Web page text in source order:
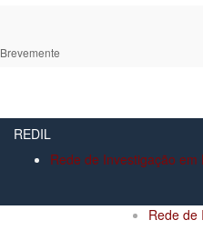
Brevemente
REDIL
Rede de Investigação em
Rede de